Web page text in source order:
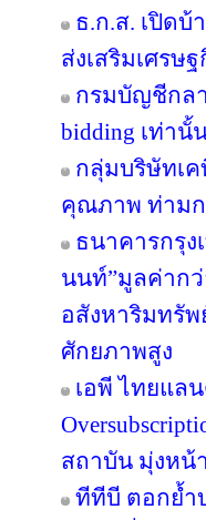
ธ.ก.ส. เปิดบ้
ส่งเสริมเศรษ
กรมบัญชีกล
bidding เท่า
กลุ่มบริษัทเค
คุณภาพ ท่ามก
ธนาคารกรุง
นนท์”มูลค่าก
อสังหาริมทรั
ศักยภาพสูง
เอพี ไทยแล
สถาบัน มุ่งหน้
ทีทีบี ตอกย้ำ